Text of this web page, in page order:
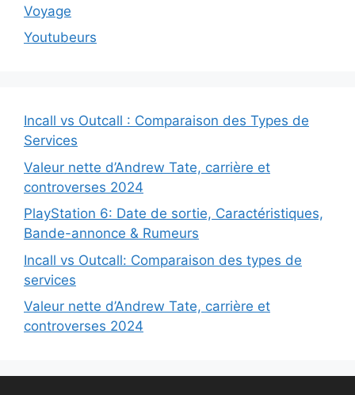
Voyage
Youtubeurs
Incall vs Outcall : Comparaison des Types de
Services
Valeur nette d’Andrew Tate, carrière et
controverses 2024
PlayStation 6: Date de sortie, Caractéristiques,
Bande-annonce & Rumeurs
Incall vs Outcall: Comparaison des types de
services
Valeur nette d’Andrew Tate, carrière et
controverses 2024